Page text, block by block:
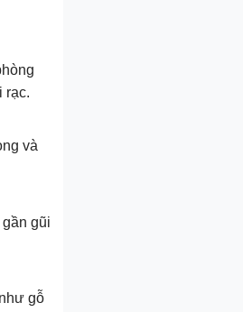
rạc.
và
gũi
gỗ